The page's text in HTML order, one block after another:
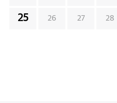
25 26 27 28